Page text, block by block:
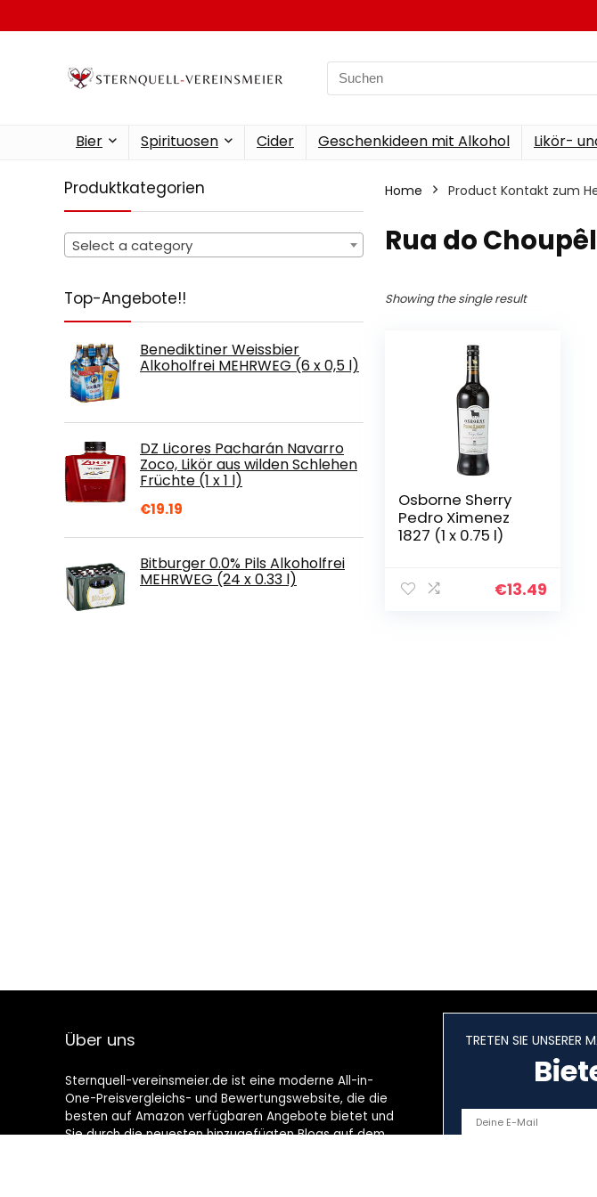
Search
for:
Bier Spirituosen Cider Geschenkideen mit Alkohol Likör-
Produktkategorien
Select a category
Top-Angebote!!
Benediktiner Weissbier
Alkoholfrei MEHRWEG (6 x 0,5 l)
DZ Licores Pacharán Navarro
Zoco, Likör aus wilden Schlehen
Früchte (1 x 1 l)
€19.19
Bitburger 0.0% Pils Alkoholfrei
MEHRWEG (24 x 0.33 l)
Home Product Kontakt zum
‎Rua do
Showing the single result
Osborne Sherry
Pedro Ximenez
1827 (1 x 0.75 l)
€13.49
Über uns
Sternquell-vereinsmeier.de ist eine moderne All-in-
One-Preisvergleichs- und Bewertungswebsite, die die
besten auf Amazon verfügbaren Angebote bietet und
Sie durch die neuesten hinzugefügten Blogs auf dem
TRETEN SIE UNSERER